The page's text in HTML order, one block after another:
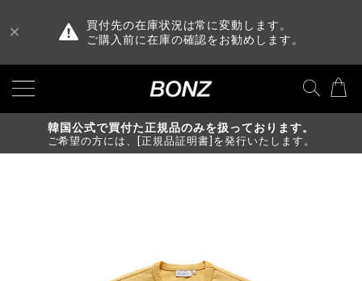
買付先の在庫状況は常に変動します。
ご購入前に在庫の確認をお勧めします。
韓国公式で買付た正規品のみを扱っております。
ご希望の方には、[正規品証明書]を発行いたします。